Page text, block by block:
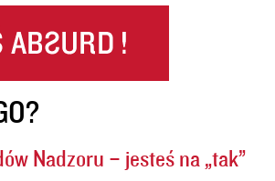
Nadzoru – jesteś na „tak”